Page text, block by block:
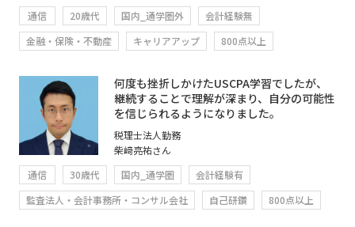
通信
20歳代 国内_通学圏外
会計経験無
金融・保険・不動産
キャリアアップ 800点以上
何度も挫折しかけたUSCPA学習でしたが、
継続することで理解が深まり、自分の可能性
を信じられるようになりました。
税理士法人勤務
柴﨑亮祐さん
通信
30歳代 国内_通学圏
会計経験有
監査法人・会計事務所・コンサル会社
自己研鑽 800点以上